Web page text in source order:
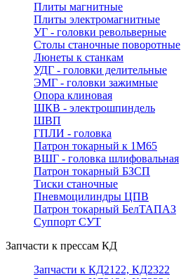
Плиты магнитные
Плиты электромагнитные
УГ - головки револьверные
Столы станочные поворотные
Люнеты к станкам
УДГ - головки делительные
ЭМГ - головки зажимные
Опора клиновая
ШКВ - электрошпиндель
ШВП
ГПЛИ - головка
Патрон токарный к 1М65
ВШГ - головка шлифовальная
Патрон токарный БЗСП
Тиски станочные
Пневмоцилиндры ЦПВ
Патрон токарный БелТАПАЗ
Суппорт СУТ
Запчасти к прессам КД
Запчасти к КД2122, КД2322